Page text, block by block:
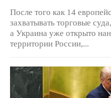
После того как 14
захватывать торговые
а Украина уже открыто
территории России,...